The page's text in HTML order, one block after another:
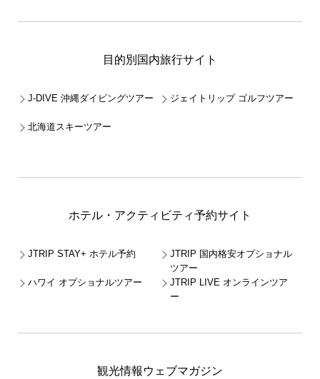
目的別国内旅行サイト
J-DIVE 沖縄ダイビングツアー ジェイトリップ ゴルフツアー
北海道スキーツアー
ホテル・アクティビティ予約サイト
JTRIP STAY+ ホテル予約
JTRIP 国内格安オプショナル
ツアー
ハワイ オプショナルツアー
JTRIP LIVE オンラインツア
ー
観光情報ウェブマガジン